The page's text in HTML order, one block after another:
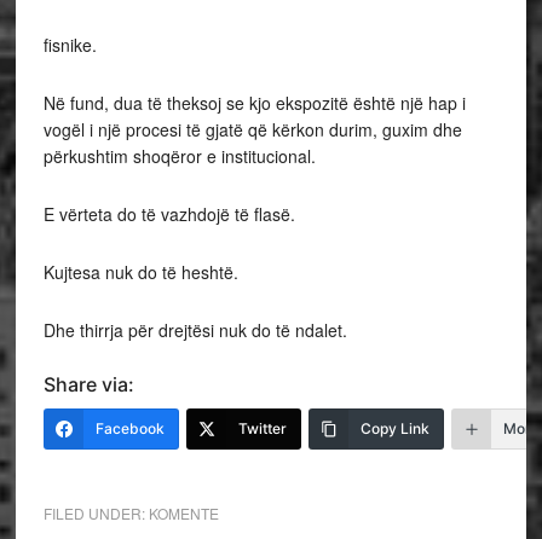
fisnike.
Në fund, dua të theksoj se kjo ekspozitë është një hap i
vogël i një procesi të gjatë që kërkon durim, guxim dhe
përkushtim shoqëror e institucional.
E vërteta do të vazhdojë të flasë.
Kujtesa nuk do të heshtë.
Dhe thirrja për drejtësi nuk do të ndalet.
Share via:
Facebook Twitter Copy Link More
FILED UNDER: KOMENTE